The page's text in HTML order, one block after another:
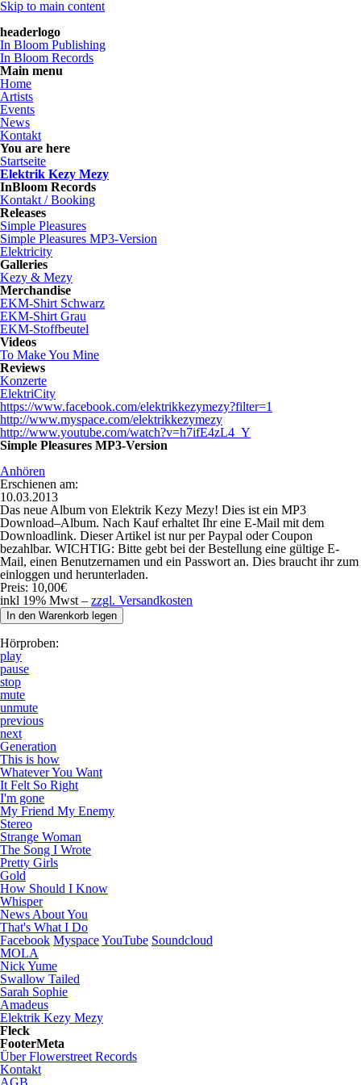
Skip to main content
headerlogo
In Bloom Publishing
In Bloom Records
Main menu
Home
Artists
Events
News
Kontakt
You are here
Startseite
Elektrik Kezy Mezy
InBloom Records
Kontakt / Booking
Releases
Simple Pleasures
Simple Pleasures MP3-Version
Elektricity
Galleries
Kezy & Mezy
Merchandise
EKM-Shirt Schwarz
EKM-Shirt Grau
EKM-Stoffbeutel
Videos
To Make You Mine
Reviews
Konzerte
ElektriCity
https://www.facebook.com/elektrikkezymezy?filter=1
http://www.myspace.com/elektrikkezymezy
http://www.youtube.com/watch?v=h7ifE4zL4_Y
Simple Pleasures MP3-Version
Anhören
Erschienen am:
10.03.2013
Das neue Album von Elektrik Kezy Mezy! Dies ist ein MP3
Download–Album. Nach Kauf erhaltet Ihr eine E-Mail mit dem
Downloadlink. Dieser Artikel ist nur per Paypal oder Coupon
bezahlbar. WICHTIG: Bitte gebt bei der Bestellung eine gültige E-
Mail, einen Benutzernamen und ein Passwort an. Dies braucht ihr zum
einloggen und herunterladen.
Preis: 10,00€
inkl 19% Mwst – zzgl. Versandkosten
Hörproben:
play
pause
stop
mute
unmute
previous
next
Generation
This is how
Whatever You Want
It Felt So Right
I'm gone
My Friend My Enemy
Stereo
Strange Woman
The Song I Wrote
Pretty Girls
Gold
How Should I Know
Whisper
News About You
That's What I Do
Facebook MyspaceYouTube Soundcloud
MOLA
Nick Yume
Swallow Tailed
Sarah Sophie
Amadeus
Elektrik Kezy Mezy
Fleck
FooterMeta
Über Flowerstreet Records
Kontakt
AGB